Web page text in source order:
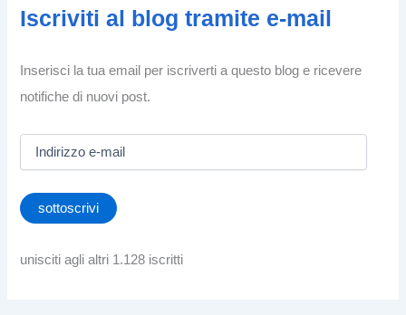
Iscriviti al blog tramite e-mail
Inserisci la tua email per iscriverti a questo blog e ricevere
notifiche di nuovi post.
I
i
r
z
sottoscrivi
unisciti agli altri 1.128 iscritti